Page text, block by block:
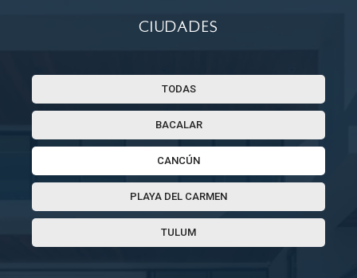
Ciudades
TODAS
BACALAR
CANCÚN
PLAYA DEL CARMEN
TULUM